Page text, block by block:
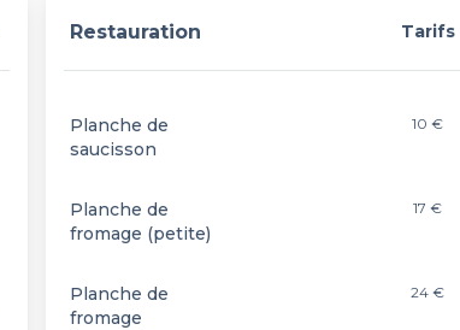
Restauration Tarifs
Planche de
saucisson
10 €
Planche de
fromage (petite)
17 €
Planche de
fromage
24 €